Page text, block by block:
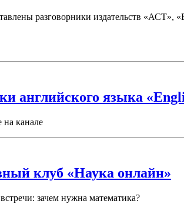
разговорники издательств
английского языка
канале
клуб «Наука онлайн»
зачем нужна математика?